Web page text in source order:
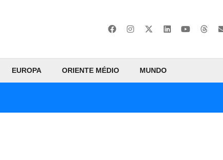
EUROPA ORIENTE MÉDIO MUNDO